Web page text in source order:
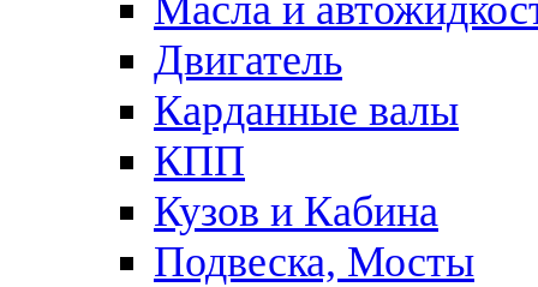
Масла и
Двигатель
Карданные валы
КПП
Кузов и Кабина
Подвеска, Мосты